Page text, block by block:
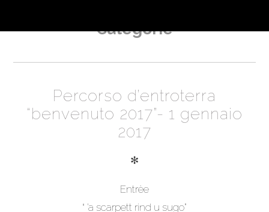
Categorie
Percorso d’entroterra
“benvenuto 2017”- 1 gennaio
2017
✻
Entrèe
“ ’a scarpett rind u sugo”